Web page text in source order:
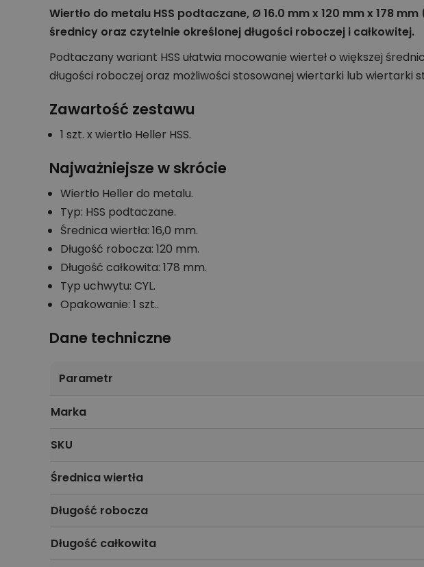
Wiertło do metalu HSS podtaczane, Ø 16.0 mm x 120 mm x 178
średnicy oraz czytelnie określonej długości roboczej i całkowitej.
Podtaczany wariant HSS ułatwia mocowanie wierteł o większej
długości roboczej oraz możliwości stosowanej wiertarki lub wiertarki
Zawartość zestawu
1 szt. x wiertło Heller HSS.
Najważniejsze w skrócie
Wiertło Heller do metalu.
Typ: HSS podtaczane.
Średnica wiertła: 16,0 mm.
Długość robocza: 120 mm.
Długość całkowita: 178 mm.
Typ uchwytu: CYL.
Opakowanie: 1 szt..
Dane techniczne
Parametr
Marka
SKU
Średnica wiertła
Długość robocza
Długość całkowita